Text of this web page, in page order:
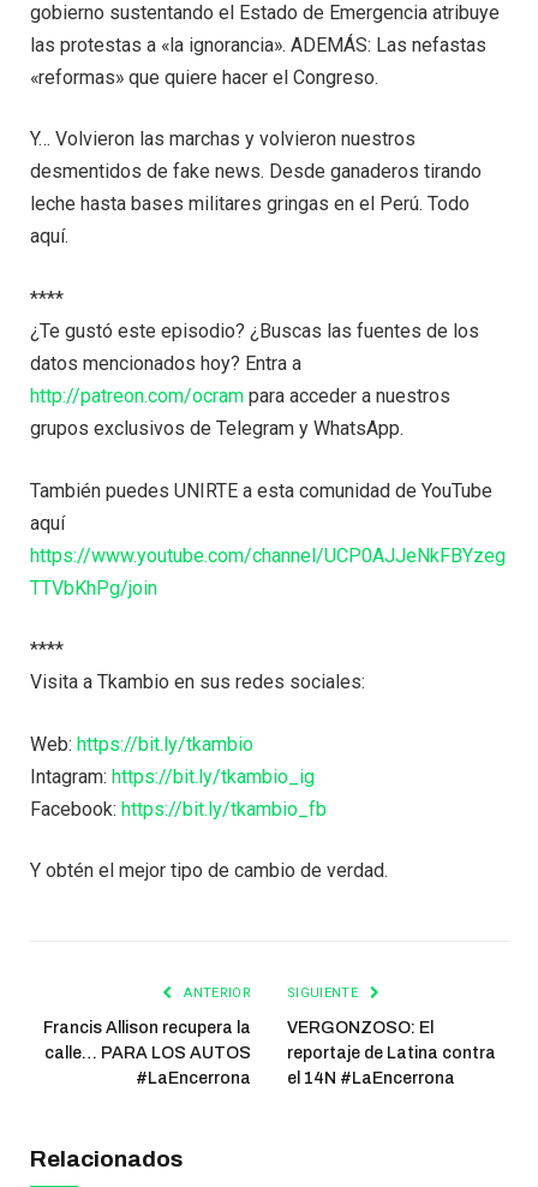
gobierno sustentando el Estado de Emergencia atribuye
las protestas a «la ignorancia». ADEMÁS: Las nefastas
«reformas» que quiere hacer el Congreso.
Y… Volvieron las marchas y volvieron nuestros
desmentidos de fake news. Desde ganaderos tirando
leche hasta bases militares gringas en el Perú. Todo
aquí.
****
¿Te gustó este episodio? ¿Buscas las fuentes de los
datos mencionados hoy? Entra a
http://patreon.com/ocram para acceder a nuestros
grupos exclusivos de Telegram y WhatsApp.
También puedes UNIRTE a esta comunidad de YouTube
aquí
https://www.youtube.com/channel/UCP0AJJeNkFBYzeg
TTVbKhPg/join
****
Visita a Tkambio en sus redes sociales:
Web: https://bit.ly/tkambio
Intagram: https://bit.ly/tkambio_ig
Facebook: https://bit.ly/tkambio_fb
Y obtén el mejor tipo de cambio de verdad.
ANTERIOR
Francis Allison recupera la
calle… PARA LOS AUTOS
#LaEncerrona
SIGUIENTE
VERGONZOSO: El
reportaje de Latina contra
el 14N #LaEncerrona
Relacionados